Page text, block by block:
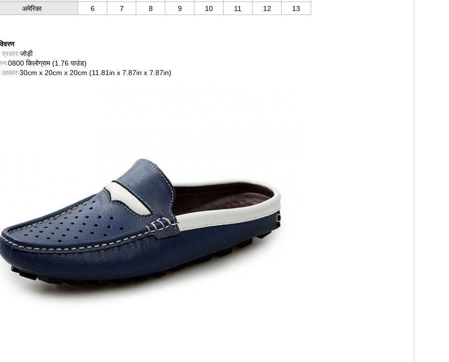
अमेरिका
6 7 8 9 10 11 12 13
जोड़ी
0800 किलोग्राम (1.76 पाउंड)
30cm x 20cm x 20cm (11.81in x 7.87in x 7.87in)